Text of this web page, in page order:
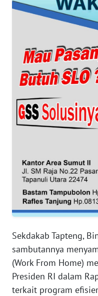
Sekdakab Tapteng,
sambutannya
(Work From Home)
Presiden RI dalam
terkait program
WN
JABAR
BANTEN
WN
NTT
WN
KEPRI
PAPUA
WN
PAPUA
BARAT
WN
RIAU
WN
SERAMBI